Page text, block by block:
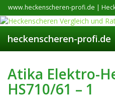
Skip
to
main
content
www.heckenscheren-profi.de |
heckenscheren-profi.de
Atika Elektro-
HS710/61 – 1